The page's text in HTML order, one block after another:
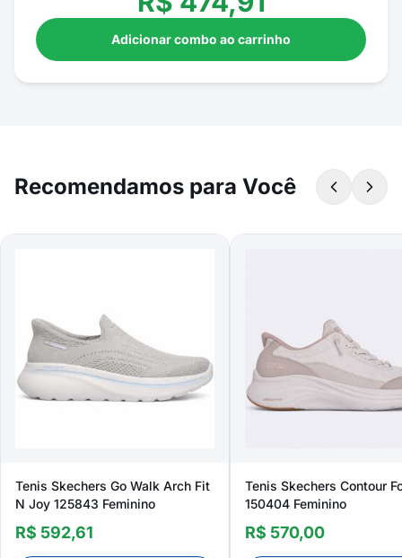
Adicionar combo ao carrinho
Recomendamos para Você
Tenis Skechers Go Walk Arch Fit
N Joy 125843 Feminino
R$ 592,61
Tenis Skechers Contour
150404 Feminino
R$ 570,00